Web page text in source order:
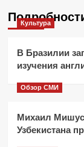
Культура
В Бразилии
изучения
Обзор СМИ
Михаил
Узбекистана